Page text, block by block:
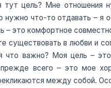
цель? Мне отношения
что-то отдавать – я
– это комфортное
в любви и
важно? Моя цель –
всего – это мое
между собой.